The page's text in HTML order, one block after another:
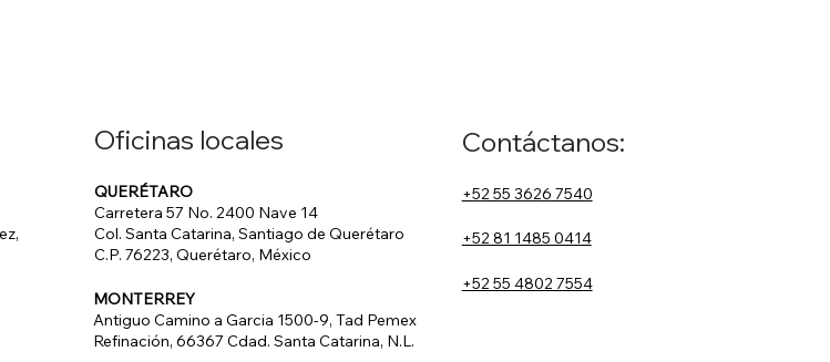
Contáctanos:
+52 55 3626 7540
+52 81 1485 0414
+52 55 4802 7554
Oficinas locales
QUERÉTARO
Carretera 57 No. 2400 Nave 14
Col. Santa Catarina, Santiago de Querétaro
C.P. 76223, Querétaro, México
MONTERREY
Antiguo Camino a Garcia 1500-9, Tad Pemex
Refinación, 66367 Cdad. Santa Catarina, N.L.